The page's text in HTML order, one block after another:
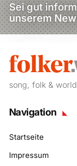
Sei gut
unserem
song, folk & world
Navigation
Startseite
Impressum